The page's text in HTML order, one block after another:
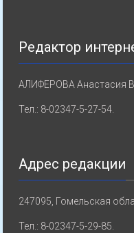
Редактор
АЛИФЕРОВА Анастасия
Тел.: 8-02347-5-27-54.
Адрес редакции
247095, Гомельская
Тел.: 8-02347-5-29-85.